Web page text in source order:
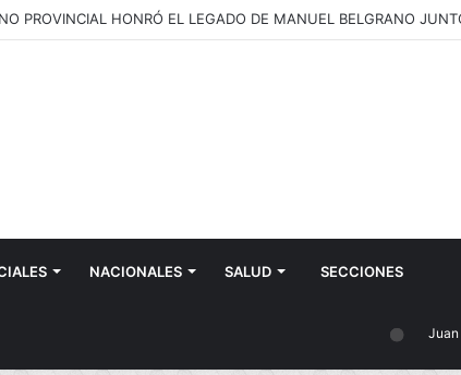
NACIONALES SALUD SECCIONES
Juan José